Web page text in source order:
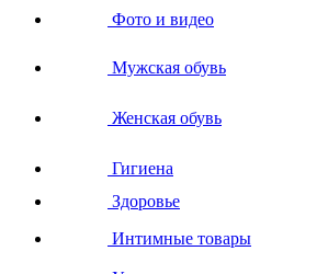
Фото и видео
Мужская обувь
Женская обувь
Гигиена
Здоровье
Интимные товары